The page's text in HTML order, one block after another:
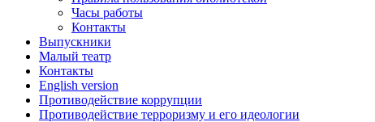
Часы работы
Контакты
Выпускники
Малый театр
Контакты
English version
Противодействие коррупции
Противодействие терроризму и его идеологии